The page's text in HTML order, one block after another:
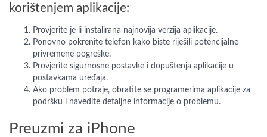
korištenjem aplikacije:
Provjerite je li instalirana najnovija verzija aplikacije.
Ponovno pokrenite telefon kako biste riješili potencijalne
privremene pogreške.
Provjerite sigurnosne postavke i dopuštenja aplikacije u
postavkama uređaja.
Ako problem potraje, obratite se programerima aplikacije za
podršku i navedite detaljne informacije o problemu.
Preuzmi za iPhone